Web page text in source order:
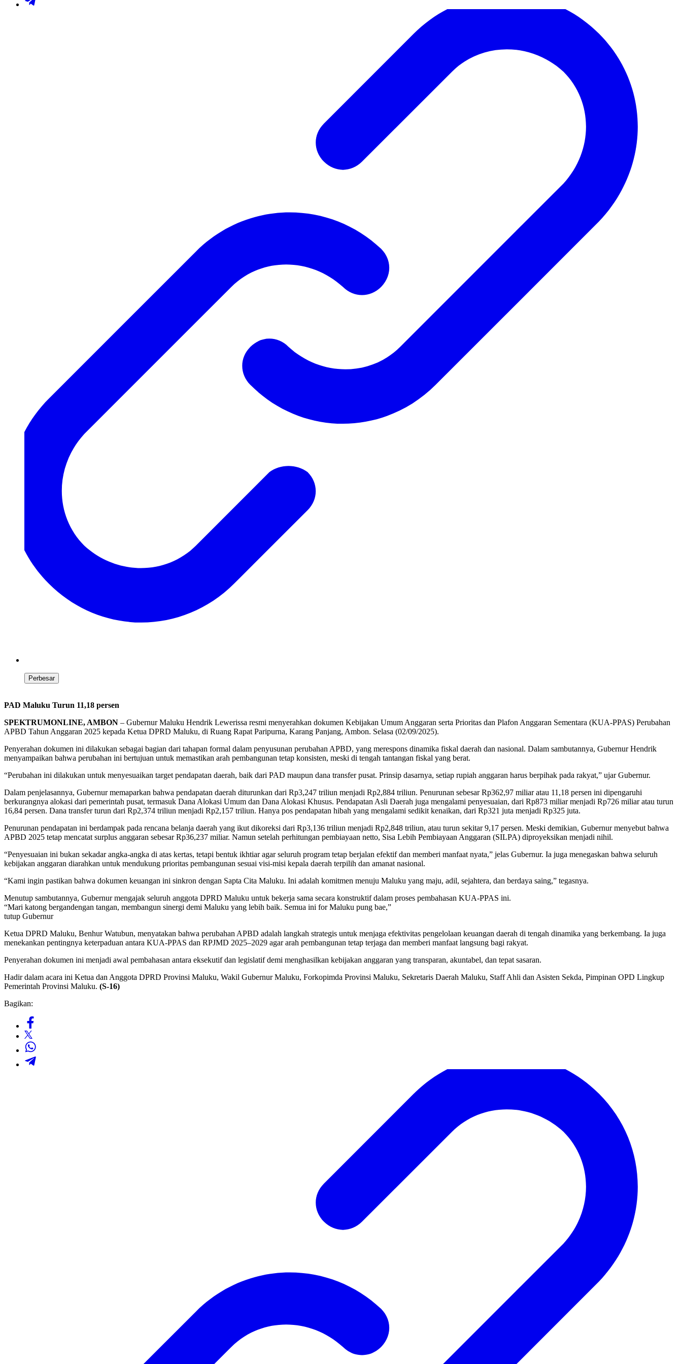
Perbesar
PAD Maluku Turun 11,18 persen
SPEKTRUMONLINE, AMBON – Gubernur Maluku Hendrik Lewerissa resmi menyerahkan dokumen Kebijakan Umum Anggaran serta Prioritas dan Plafon Anggaran Sementara (KUA-PPAS) Perubahan
APBD Tahun Anggaran 2025 kepada Ketua DPRD Maluku, di Ruang Rapat Paripurna, Karang Panjang, Ambon. Selasa (02/09/2025).
Penyerahan dokumen ini dilakukan sebagai bagian dari tahapan formal dalam penyusunan perubahan APBD, yang merespons dinamika fiskal daerah dan nasional. Dalam sambutannya, Gubernur Hendrik
menyampaikan bahwa perubahan ini bertujuan untuk memastikan arah pembangunan tetap konsisten, meski di tengah tantangan fiskal yang berat.
“Perubahan ini dilakukan untuk menyesuaikan target pendapatan daerah, baik dari PAD maupun dana transfer pusat. Prinsip dasarnya, setiap rupiah anggaran harus berpihak pada rakyat,” ujar Gubernur.
Dalam penjelasannya, Gubernur memaparkan bahwa pendapatan daerah diturunkan dari Rp3,247 triliun menjadi Rp2,884 triliun. Penurunan sebesar Rp362,97 miliar atau 11,18 persen ini dipengaruhi
berkurangnya alokasi dari pemerintah pusat, termasuk Dana Alokasi Umum dan Dana Alokasi Khusus. Pendapatan Asli Daerah juga mengalami penyesuaian, dari Rp873 miliar menjadi Rp726 miliar atau turun
16,84 persen. Dana transfer turun dari Rp2,374 triliun menjadi Rp2,157 triliun. Hanya pos pendapatan hibah yang mengalami sedikit kenaikan, dari Rp321 juta menjadi Rp325 juta.
Penurunan pendapatan ini berdampak pada rencana belanja daerah yang ikut dikoreksi dari Rp3,136 triliun menjadi Rp2,848 triliun, atau turun sekitar 9,17 persen. Meski demikian, Gubernur menyebut bahwa
APBD 2025 tetap mencatat surplus anggaran sebesar Rp36,237 miliar. Namun setelah perhitungan pembiayaan netto, Sisa Lebih Pembiayaan Anggaran (SILPA) diproyeksikan menjadi nihil.
“Penyesuaian ini bukan sekadar angka-angka di atas kertas, tetapi bentuk ikhtiar agar seluruh program tetap berjalan efektif dan memberi manfaat nyata,” jelas Gubernur. Ia juga menegaskan bahwa seluruh
kebijakan anggaran diarahkan untuk mendukung prioritas pembangunan sesuai visi-misi kepala daerah terpilih dan amanat nasional.
“Kami ingin pastikan bahwa dokumen keuangan ini sinkron dengan Sapta Cita Maluku. Ini adalah komitmen menuju Maluku yang maju, adil, sejahtera, dan berdaya saing,” tegasnya.
Menutup sambutannya, Gubernur mengajak seluruh anggota DPRD Maluku untuk bekerja sama secara konstruktif dalam proses pembahasan KUA-PPAS ini.
“Mari katong bergandengan tangan, membangun sinergi demi Maluku yang lebih baik. Semua ini for Maluku pung bae,”
tutup Gubernur
Ketua DPRD Maluku, Benhur Watubun, menyatakan bahwa perubahan APBD adalah langkah strategis untuk menjaga efektivitas pengelolaan keuangan daerah di tengah dinamika yang berkembang. Ia juga
menekankan pentingnya keterpaduan antara KUA-PPAS dan RPJMD 2025–2029 agar arah pembangunan tetap terjaga dan memberi manfaat langsung bagi rakyat.
Penyerahan dokumen ini menjadi awal pembahasan antara eksekutif dan legislatif demi menghasilkan kebijakan anggaran yang transparan, akuntabel, dan tepat sasaran.
Hadir dalam acara ini Ketua dan Anggota DPRD Provinsi Maluku, Wakil Gubernur Maluku, Forkopimda Provinsi Maluku, Sekretaris Daerah Maluku, Staff Ahli dan Asisten Sekda, Pimpinan OPD Lingkup
Pemerintah Provinsi Maluku. (S-16)
Bagikan: